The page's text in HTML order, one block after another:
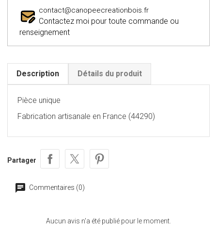
contact@canopeecreationbois.fr
Contactez moi pour toute commande ou
renseignement
Description Détails du produit
Pièce unique
Fabrication artisanale en France (44290)
Partager
Commentaires (0)
Aucun avis n'a été publié pour le moment.